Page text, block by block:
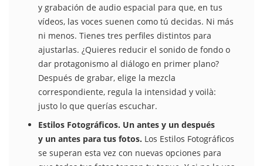
y grabación de audio espacial para que, en tus
vídeos, las voces suenen como tú decidas. Ni más
ni menos. Tienes tres perfiles distintos para
ajustarlas. ¿Quieres reducir el sonido de fondo o
dar protagonismo al diálogo en primer plano?
Después de grabar, elige la mezcla
correspondiente, regula la intensidad y voilà:
justo lo que querías escuchar.
Estilos Fotográficos. Un antes y un después
y un antes para tus fotos. Los Estilos Fotográficos
se superan esta vez con nuevas opciones para